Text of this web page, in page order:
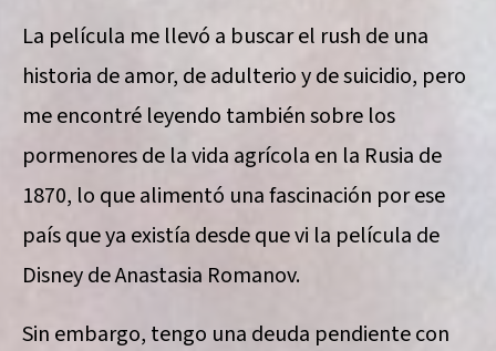
La película me llevó a buscar el rush de una
historia de amor, de adulterio y de suicidio, pero
me encontré leyendo también sobre los
pormenores de la vida agrícola en la Rusia de
1870, lo que alimentó una fascinación por ese
país que ya existía desde que vi la película de
Disney de Anastasia Romanov.
Sin embargo, tengo una deuda pendiente con